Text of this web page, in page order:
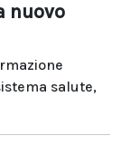
nuovo
salute,